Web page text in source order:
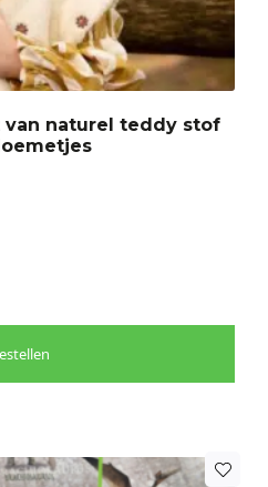
van naturel teddy stof